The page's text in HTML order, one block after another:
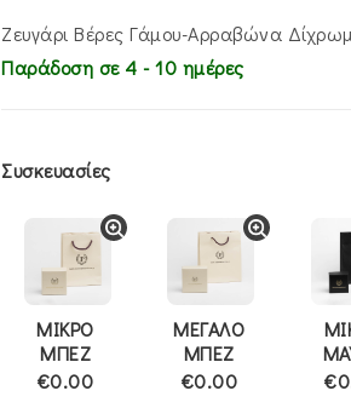
Ζευγάρι Βέρες Γάμου-Αρραβώνα
Παράδοση σε 4 - 10 ημέρες
Συσκευασίες
ΜΙΚΡΟ
ΜΠΕΖ
€0.00
ΜΕΓΑΛΟ
ΜΠΕΖ
€0.00